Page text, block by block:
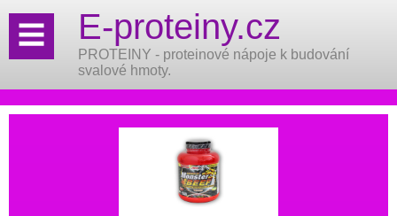
E-proteiny.cz
PROTEINY - proteinové nápoje k budování
svalové hmoty.